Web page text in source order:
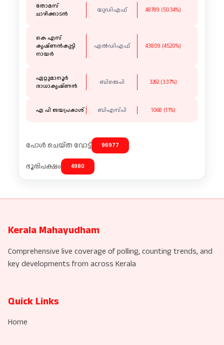
തോമസ്
ചാഴിക്കാടൻ
യുഡിഎഫ് 48789 (50.34%)
കെ എസ്
കൃഷ്ണൻകുട്ടി
നായർ
എൽഡിഎഫ് 43809 (45.20%)
ഏറ്റുമാനൂർ
രാധാകൃഷ്ണൻ
ബിജെപി 3262 (3.37%)
എ പി ജയപ്രകാശ് ബിഎസ്പി 1068 (1.1%)
പോൾ ചെയ്ത വോട്ട് 96977
ഭൂരിപക്ഷം 4980
Kerala Mahayudham
Comprehensive live coverage of polling, counting trends, and
key developments from across Kerala
Quick Links
Home